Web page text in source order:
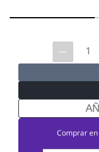
Comprar en